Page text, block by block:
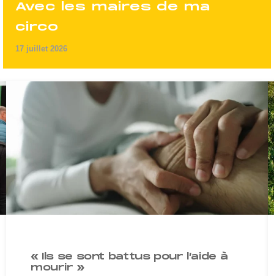
Avec les maires de ma
circo
17 juillet 2026
« Ils se sont battus pour l’aide à
mourir »